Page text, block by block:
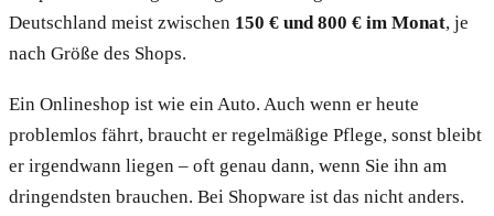
Deutschland meist zwischen 150 € und 800 € im Monat, je
nach Größe des Shops.
Ein Onlineshop ist wie ein Auto. Auch wenn er heute
problemlos fährt, braucht er regelmäßige Pflege, sonst bleibt
er irgendwann liegen – oft genau dann, wenn Sie ihn am
dringendsten brauchen. Bei Shopware ist das nicht anders.